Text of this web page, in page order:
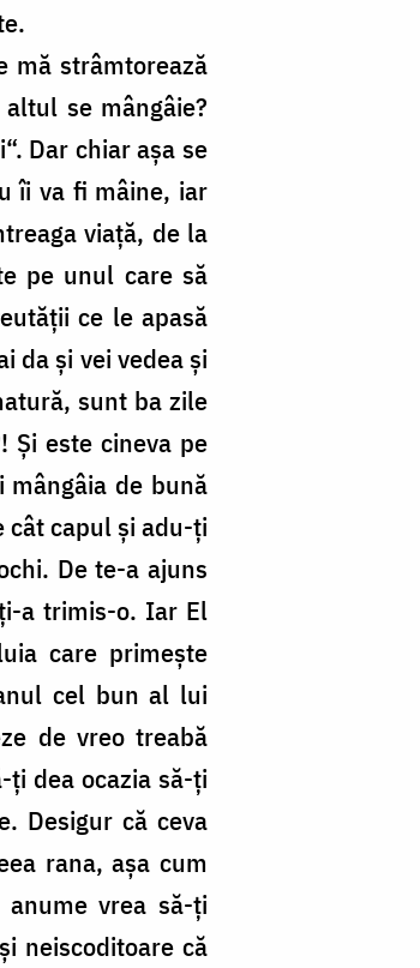
mă strâmtorează
se mângâie?
Dar chiar așa se
îi va fi mâine, iar
viață, de la
pe unul care să
ce le apasă
da și vei vedea și
sunt ba zile
Și este cineva pe
de bună
cât capul și adu-ți
De te-a ajuns
a trimis-o. Iar El
care primește
cel bun al lui
de vreo treabă
dea ocazia să-ți
Desigur că ceva
rana, așa cum
vrea să-ți
neiscoditoare că